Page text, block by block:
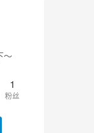
～
1
粉丝